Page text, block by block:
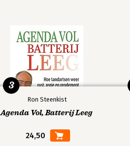
Ron Steenkist
Agenda Vol, Batterij Leeg
24,50
3